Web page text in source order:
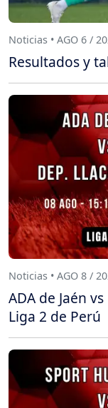
Noticias • AGO 6 /
Resultados y
Noticias • AGO 8 /
ADA de Jaén
Liga 2 de Perú